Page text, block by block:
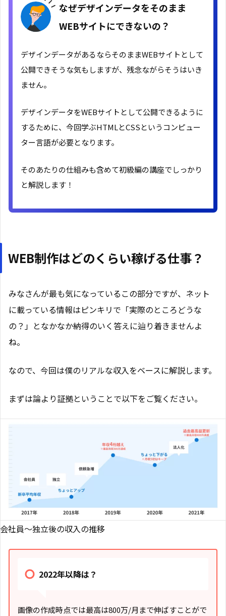
なぜデザインデータをそのまま
WEBサイトにできないの？
デザインデータがあるならそのままWEBサイトとして
公開できそうな気もしますが、残念ながらそうはいき
ません。
デザインデータをWEBサイトとして公開できるように
するために、今回学ぶHTMLとCSSというコンピュー
ター言語が必要となります。
そのあたりの仕組みも含めて初級編の講座でしっかり
と解説します！
WEB制作はどのくらい稼げる仕事？
みなさんが最も気になっているこの部分ですが、ネット
に載っている情報はピンキリで「実際のところどうな
の？」となかなか納得のいく答えに辿り着きませんよ
ね。
なので、今回は僕のリアルな収入をベースに解説します。
まずは論より証拠ということで以下をご覧ください。
会社員〜独立後の収入の推移
2022年以降は？
画像の作成時点では最高は800万/月まで伸ばすことがで